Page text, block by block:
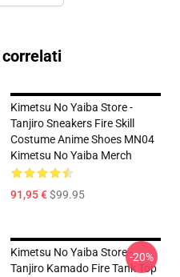
Kimetsu No Yaiba Store -
Tanjiro Sneakers Fire Skill
Costume Anime Shoes MN04
Kimetsu No Yaiba Merch
91,95 €$99.95
Kimetsu No Yaiba Store -
Tanjiro Kamado Fire Tank Top
-20%